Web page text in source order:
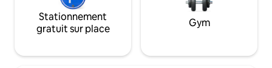
Stationnement
gratuit sur place
Gym